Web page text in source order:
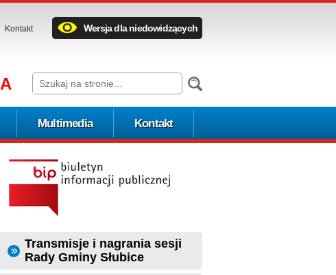
Kontakt Wersja dla niedowidzących
A
Multimedia Kontakt
Transmisje i nagrania sesji
Rady Gminy Słubice